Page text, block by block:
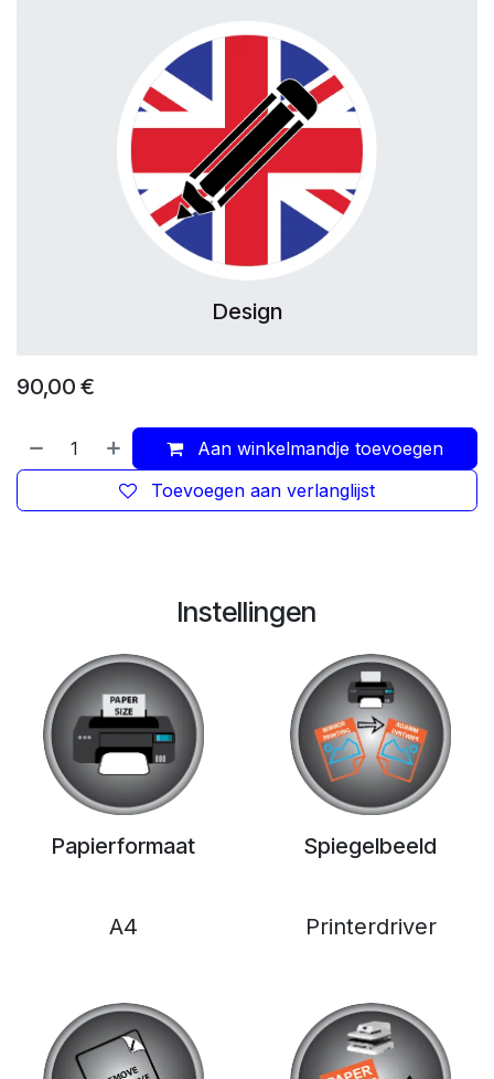
Design
90,00 €
Aan winkelmandje toevoegen
Toevoegen aan verlanglijst
Instellingen
Papierformaat
A4
Spiegelbeeld
Printerdriver